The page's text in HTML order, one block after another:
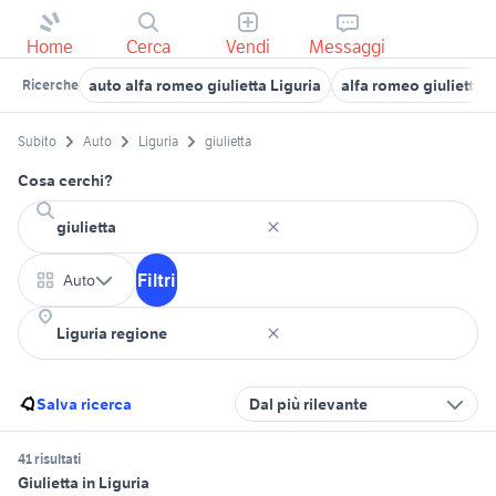
Home Cerca Vendi Messaggi
Ricerche auto alfa romeo giulietta Liguria alfa romeo giulietta
Subito Auto Liguria giulietta
Cosa cerchi?
Auto Filtri
Salva ricerca Dal più rilevante
41 risultati
Giulietta in Liguria